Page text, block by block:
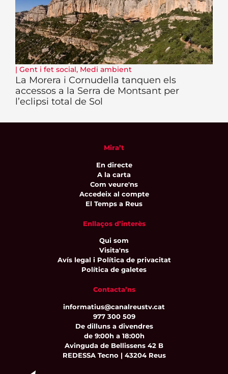
| Gent i fet social, Medi ambient
La Morera i Cornudella tanquen els
accessos a la Serra de Montsant per
l’eclipsi total de Sol
Mira’t
En directe
A la carta
Com veure'ns
Accedeix al compte
El Temps a Reus
Enllaços d’interès
Qui som
Visita'ns
Avís legal i Política de privacitat
Política de galetes
Contacta’ns
informatius@canalreustv.cat
977 300 509
De dilluns a divendres
de 9:00h a 18:00h
Avinguda de Bellissens 42 B
REDESSA Tecno | 43204 Reus